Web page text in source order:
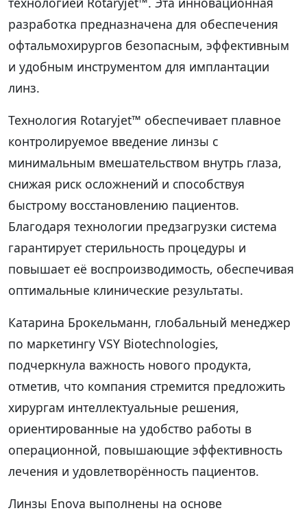
разработка предназначена для обеспечения
офтальмохирургов безопасным, эффективным
и удобным инструментом для имплантации
линз.
Технология Rotaryjet™ обеспечивает плавное
контролируемое введение линзы с
минимальным вмешательством внутрь глаза,
снижая риск осложнений и способствуя
быстрому восстановлению пациентов.
Благодаря технологии предзагрузки система
гарантирует стерильность процедуры и
повышает её воспроизводимость, обеспечивая
оптимальные клинические результаты.
Катарина Брокельманн, глобальный менеджер
по маркетингу VSY Biotechnologies,
подчеркнула важность нового продукта,
отметив, что компания стремится предложить
хирургам интеллектуальные решения,
ориентированные на удобство работы в
операционной, повышающие эффективность
лечения и удовлетворённость пациентов.
Линзы Enova выполнены на основе